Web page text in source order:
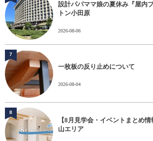
設計パパママ娘の夏休み『屋内
トン小田原
2026-08-06
一枚板の反り止めについて
2026-08-04
7
【8月見学会・イベントまとめ
山エリア
8